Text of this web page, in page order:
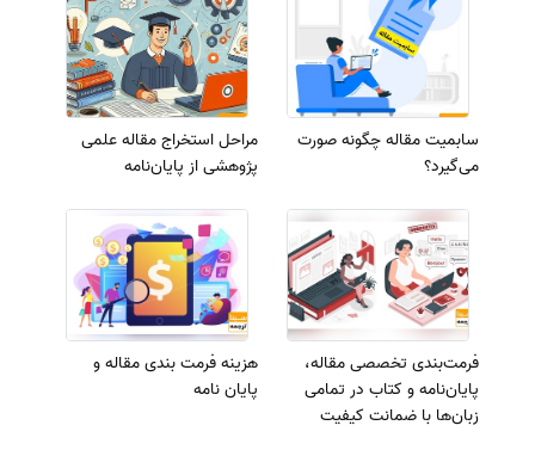
سابمیت مقاله چگونه صورت
می‌گیرد؟
مراحل استخراج مقاله علمی
پژوهشی از پایان‌نامه
فرمت‌بندی تخصصی مقاله،
پایان‌نامه و کتاب در تمامی
زبان‌ها با ضمانت کیفیت
هزینه فرمت بندی مقاله و
پایان نامه